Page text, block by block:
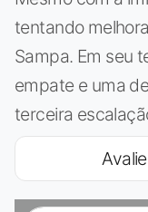
tentando
Sampa. Em seu
empate e uma
terceira